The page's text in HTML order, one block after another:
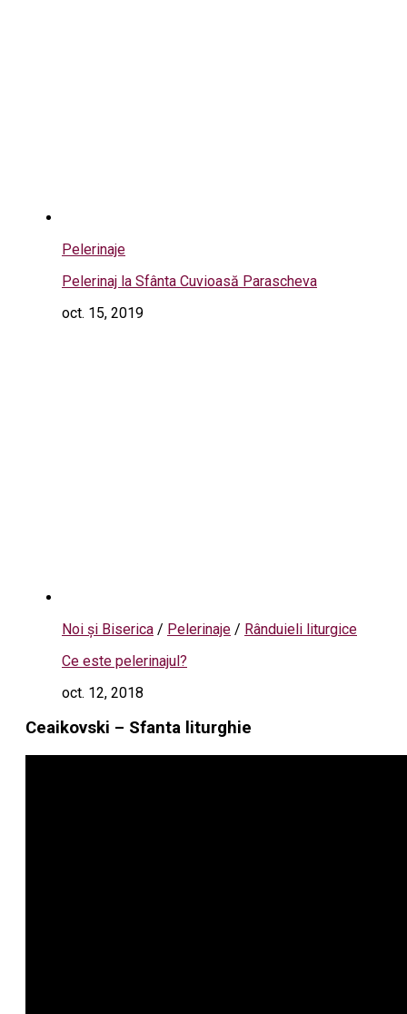
Pelerinaje
Pelerinaj la Sfânta Cuvioasă Parascheva
oct. 15, 2019
Noi și Biserica / Pelerinaje / Rânduieli liturgice
Ce este pelerinajul?
oct. 12, 2018
Ceaikovski – Sfanta liturghie